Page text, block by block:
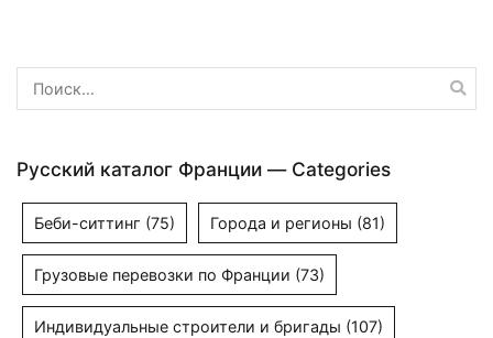
Найти:
Русский каталог Франции — Categories
Беби-ситтинг (75) Города и регионы (81)
Грузовые перевозки по Франции (73)
Индивидуальные строители и бригады (107)